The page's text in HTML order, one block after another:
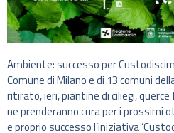
Ambiente: successo per
Comune di Milano e di 13 comuni
ritirato, ieri, piantine di ciliegi, querce
ne prenderanno cura per i prossimi
e proprio successo l’iniziativa